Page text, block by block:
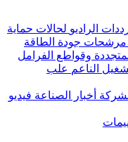
الراديو لحالات حماية
جودة الطاقة
وقواطع الفرامل
الناعم علب
أخبار الصناعة فيديو